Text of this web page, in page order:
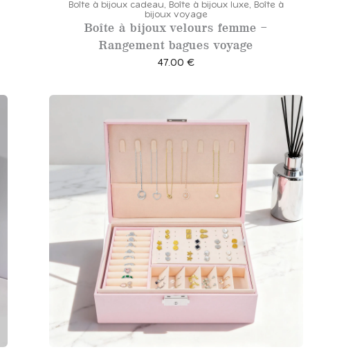
Boîte à bijoux cadeau, Boîte à bijoux luxe, Boîte à
bijoux voyage
Boîte à bijoux velours femme –
Rangement bagues voyage
47.00€